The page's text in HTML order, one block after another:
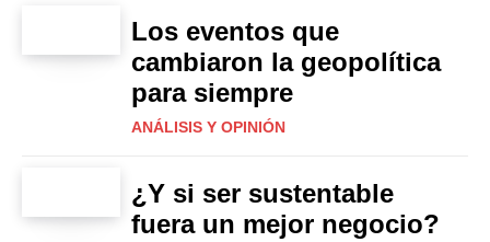
Los eventos que
cambiaron la geopolítica
para siempre
ANÁLISIS Y OPINIÓN
¿Y si ser sustentable
fuera un mejor negocio?